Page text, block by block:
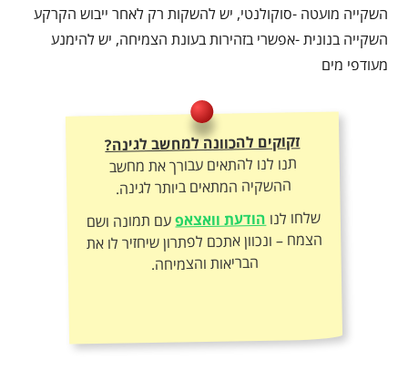
השקייה מועטה -סוקולנטי, יש להשקות רק לאחר ייבוש הקרקע
השקייה בנונית -אפשרי בזהירות בעונת הצמיחה, יש להימנע
מעודפי מים
זקוקים להכוונה למחשב לגינה?
תנו לנו להתאים עבורך את מחשב
ההשקיה המתאים ביותר לגינה.
שלחו לנוהודעת וואצאפעם תמונה ושם
הצמח – ונכוון אתכם לפתרון שיחזיר לו את
הבריאות והצמיחה.